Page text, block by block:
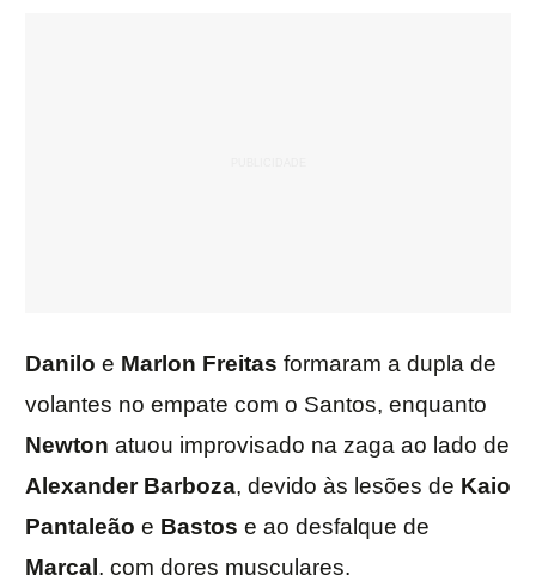
Danilo e Marlon Freitas formaram a dupla de
volantes no empate com o Santos, enquanto
Newton atuou improvisado na zaga ao lado de
Alexander Barboza, devido às lesões de Kaio
Pantaleão e Bastos e ao desfalque de
Marçal , com dores musculares.